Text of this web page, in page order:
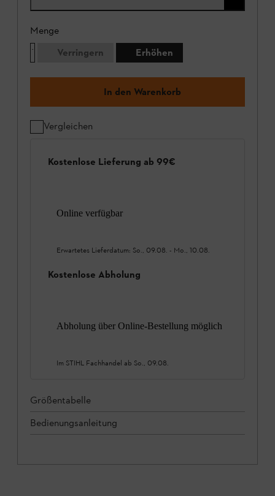
Menge
Verringern
Erhöhen
In den Warenkorb
Vergleichen
Kostenlose Lieferung ab 99€
Online verfügbar
Erwartetes Lieferdatum: So., 09.08. - Mo., 10.08.
Kostenlose Abholung
Abholung über Online-Bestellung möglich
Im STIHL Fachhandel ab So., 09.08.
Größentabelle
Bedienungsanleitung